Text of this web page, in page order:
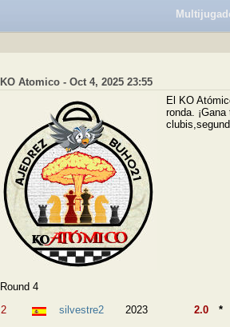
KO Atomico - Oct 4, 2025 23:55
El KO
ronda.
Round 4
2
silvestre2 2023 2.0 *